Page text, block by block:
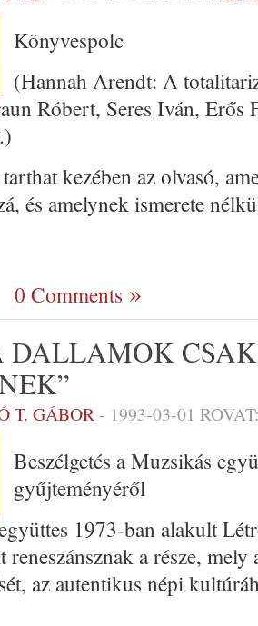
Könyvespolc
(Hannah Arendt: A
Róbert, Seres Iván, Erős
kezében az olvasó,
és amelynek ismerete
0 Comments
DALLAMOK
T. GÁBOR- 1993-03-01
Beszélgetés a Muzsikás
gyűjteményéről
1973-ban alakult
a része, mely
az autentikus népi